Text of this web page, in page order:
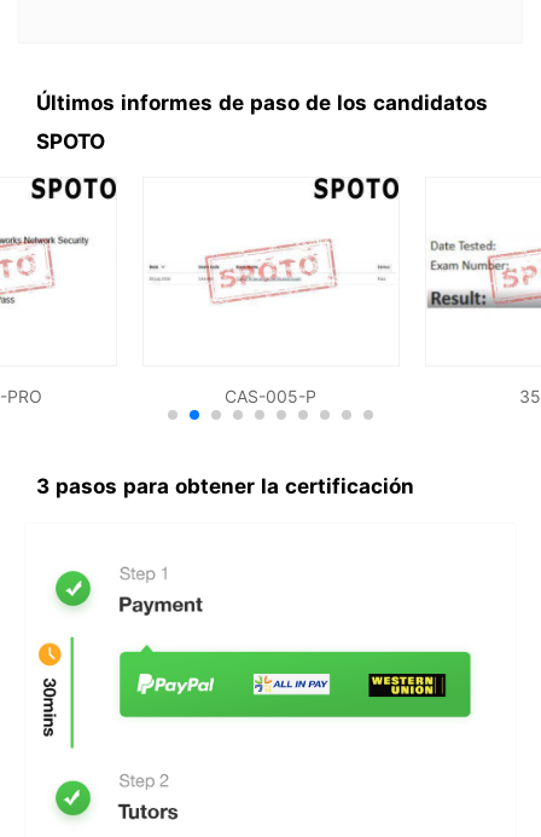
Últimos informes de paso de los candidatos
SPOTO
PRO CAS-005-P
3 pasos para obtener la certificación